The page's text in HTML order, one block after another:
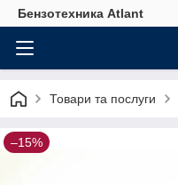
Бензотехника Atlant
Товари та послуги
–15%